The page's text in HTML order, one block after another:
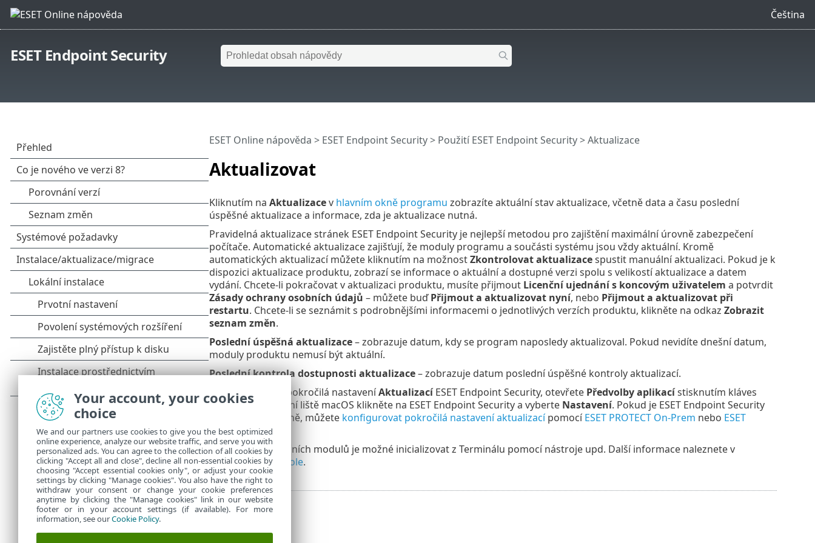
Čeština
ESET Endpoint Security
Aktualizovat
ESET Online nápověda > ESET Endpoint Security> Použití ESET Endpoint Security> Aktualizace
Kliknutím na Aktualizacev hlavním okně programu zobrazíte aktuální stav aktualizace, včetně data a času poslední
úspěšné aktualizace a informace, zda je aktualizace nutná.
Pravidelná aktualizace stránek ESET Endpoint Security je nejlepší metodou pro zajištění maximální úrovně zabezpečení
počítače. Automatické aktualizace zajišťují, že moduly programu a součásti systému jsou vždy aktuální. Kromě
automatických aktualizací můžete kliknutím na možnostZkontrolovat aktualizacespustit manuální aktualizaci. Pokud je k
dispozici aktualizace produktu, zobrazí se informace o aktuální a dostupné verzi spolu s velikostí aktualizace a datem
vydání. Chcete-li pokračovat v aktualizaci produktu, musíte přijmout Licenční ujednání s koncovým uživatelem a potvrdit
Zásady ochrany osobních údajů – můžete buďPřijmout a aktualizovat nyní, nebo Přijmout a aktualizovat při
restartu. Chcete-li se seznámit s podrobnějšími informacemi o jednotlivých verzích produktu, klikněte na odkaz Zobrazit
seznam změn.
Poslední úspěšná aktualizace– zobrazuje datum, kdy se program naposledy aktualizoval. Pokud nevidíte dnešní datum,
moduly produktu nemusí být aktuální.
Poslední kontrola dostupnosti aktualizace– zobrazuje datum poslední úspěšné kontroly aktualizací.
Chcete-li upravit pokročilá nastaveníAktualizacíESET Endpoint Security, otevřete Předvolby aplikacístisknutím kláves
cmd+, nebo v horní liště macOS klikněte na ESET Endpoint Security a vyberte Nastavení. Pokud je ESET Endpoint Security
spravován vzdáleně, můžete konfigurovat pokročilá nastavení aktualizacípomocíESET PROTECT On-Prem nebo ESET
PROTECT.
Aktualizaci detekčních modulů je možné inicializovat z Terminálu pomocí nástroje upd. Další informace naleznete v
samostatné kapitole.
Your account, your cookies
choice
We and our partners use cookies to give you the best optimized
online experience, analyze our website traffic, and serve you with
personalized ads. You can agree to the collection of all cookies by
clicking "Accept all and close", decline all non-essential cookies by
choosing "Accept essential cookies only", or adjust your cookie
settings by clicking "Manage cookies". You also have the right to
withdraw your consent or change your cookie preferences
anytime by clicking the "Manage cookies" link in our website
footer or in your account settings (if available). For more
information, see ourCookie Policy.